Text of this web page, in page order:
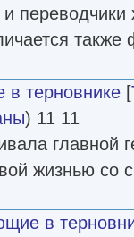
также
терновнике [
) 11 11
главной
жизнью
в